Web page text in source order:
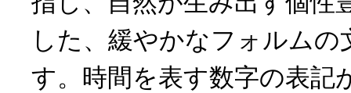
した、緩やかなフォルムの
す。時間を表す数字の表記